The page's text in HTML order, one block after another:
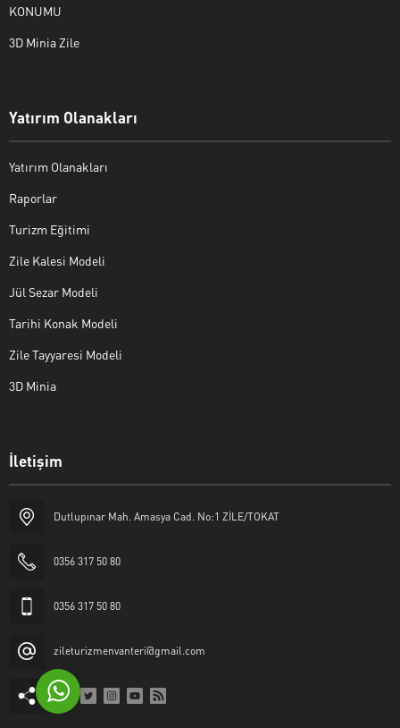
KONUMU
3D Minia Zile
Yatırım Olanakları
Yatırım Olanakları
Raporlar
Turizm Eğitimi
Zile Kalesi Modeli
Jül Sezar Modeli
Tarihi Konak Modeli
Zile Tayyaresi Modeli
3D Minia
İletişim
Dutlupınar Mah. Amasya Cad. No:1 ZİLE/TOKAT
0356 317 50 80
0356 317 50 80
zileturizmenvanteri@gmail.com